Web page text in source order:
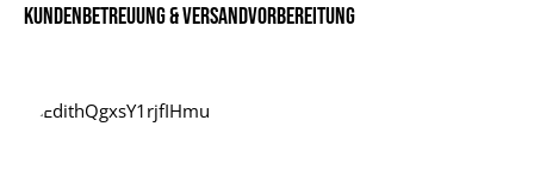
Kundenbetreuung & Versandvorbereitung